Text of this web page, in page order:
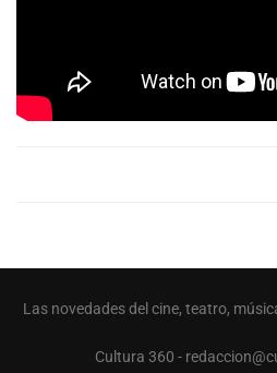
Las novedades del cine, teatro,
Cultura 360 -